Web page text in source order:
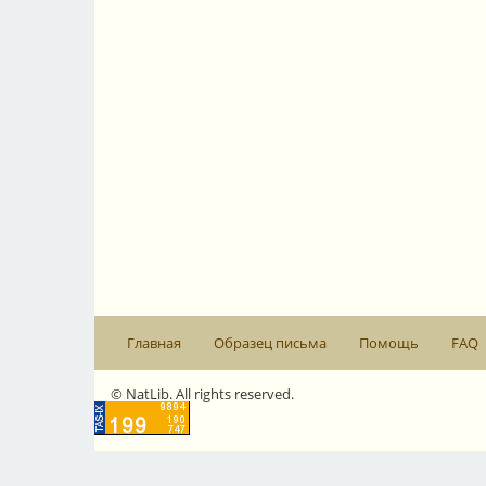
Главная Образец письма Помощь FAQ
© NatLib. All rights reserved.